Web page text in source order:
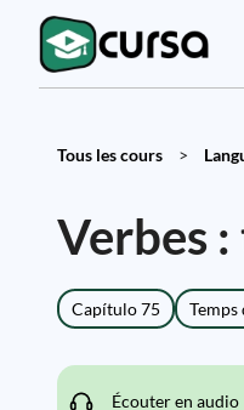
Tous les cours >
Verbes
Capítulo 75
Écouter en audio